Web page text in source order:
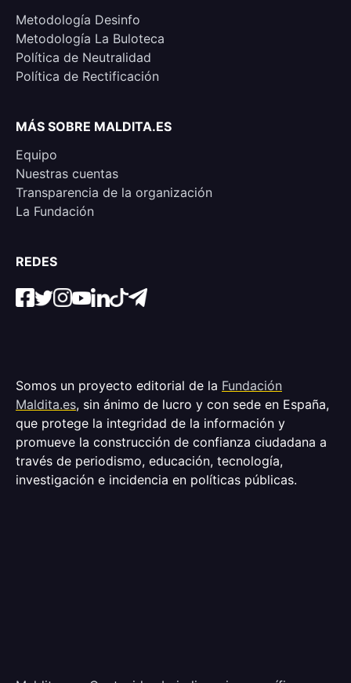
Metodología Desinfo
Metodología La Buloteca
Política de Neutralidad
Política de Rectificación
MÁS SOBRE MALDITA.ES
Equipo
Nuestras cuentas
Transparencia de la organización
La Fundación
REDES
Somos un proyecto editorial de la Fundación
Maldita.es, sin ánimo de lucro y con sede en España,
que protege la integridad de la información y
promueve la construcción de confianza ciudadana a
través de periodismo, educación, tecnología,
investigación e incidencia en políticas públicas.